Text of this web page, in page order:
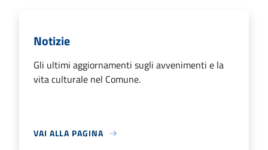
Notizie
Gli ultimi aggiornamenti sugli avvenimenti e la
vita culturale nel Comune.
VAI ALLA PAGINA